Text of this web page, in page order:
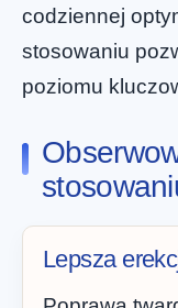
codziennej
stosowaniu
poziomu
Lepsza